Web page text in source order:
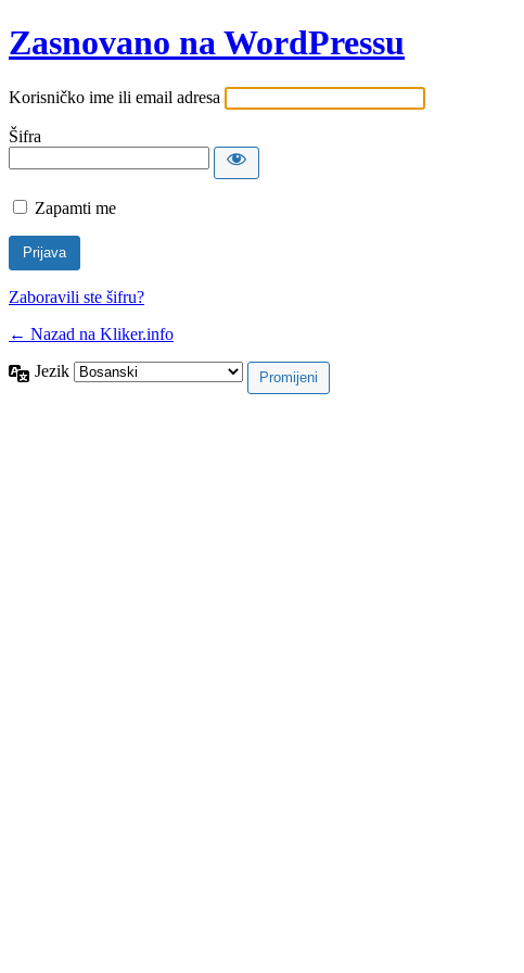
Zasnovano na WordPressu
Korisničko ime ili email adresa
Šifra
Zapamti me
Zaboravili ste šifru?
← Nazad na Kliker.info
Jezik